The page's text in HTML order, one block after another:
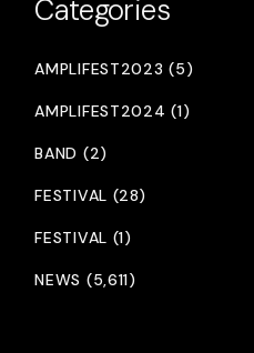
Categories
AMPLIFEST2023 (5)
AMPLIFEST2024 (1)
BAND (2)
FESTIVAL (28)
FESTIVAL (1)
NEWS (5,611)